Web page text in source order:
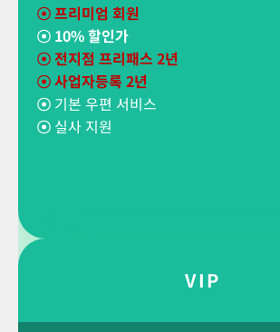
☉프리미엄 회원
☉ 10% 할인가
☉ 전지점 프리패스 2년
☉ 사업자등록 2년
☉ 기본 우편 서비스
☉ 실사 지원
VIP